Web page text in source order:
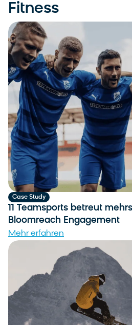
Fitness
Case Study
11 Teamsports betreut
Bloomreach Engagement
Mehr erfahren